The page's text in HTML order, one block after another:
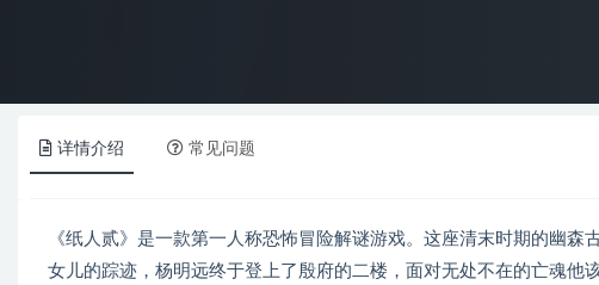
详情介绍 常见问题
《纸人贰》是一款第一人称恐怖冒险解谜游戏。这座清末时期的幽
女儿的踪迹，杨明远终于登上了殷府的二楼，面对无处不在的亡魂他